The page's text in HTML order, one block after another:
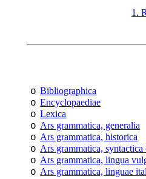
1.
o Bibliographica
o Encyclopaediae
o Lexica
o Ars grammatica, generalia
o Ars grammatica, historica
o Ars grammatica, syntactica
o Ars grammatica, lingua
o Ars grammatica, linguae